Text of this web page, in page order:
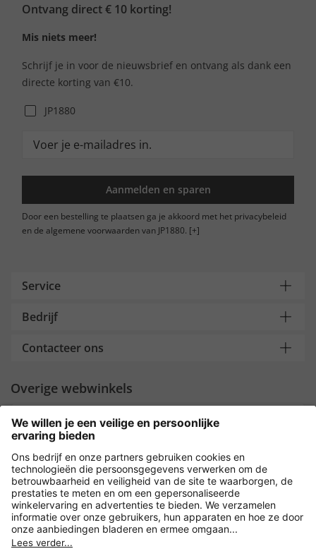
Ontvang direct € 10 korting!
Mis niets meer!
Schrijf je in voor de nieuwsbrief en ontvang als dank een
directe korting van €10.
JP1880
Aanmelden en sparen
Door een bestelling te plaatsen ga je akkoord met het privacybeleid
en de algemene voorwaarden van JP1880. [+]
Service
Bedrijf
Contacteer ons
Overige webwinkels
Nederland
Payment and Delivery
Versleuteling met